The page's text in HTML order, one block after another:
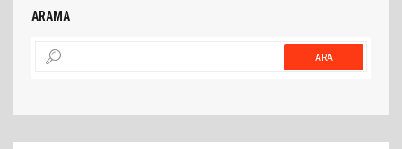
ARAMA
ARA